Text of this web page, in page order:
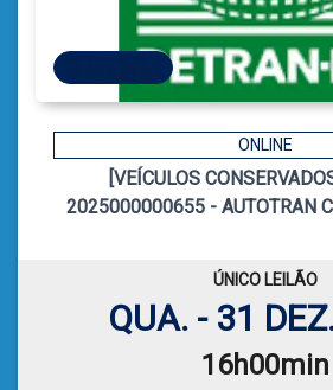
ONLINE
[VEÍCULOS
2025000000655 - AUTOTRAN
ÚNICO LEILÃO
QUA. - 31
16h00min
CÓDIGO
13
VER PLANILHA DE LEILÃO